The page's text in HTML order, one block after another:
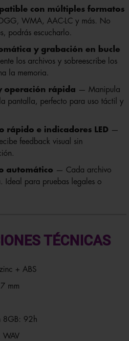
con múltiples formatos
WMA, AAC-LC y más. No
podrás escucharlo.
y grabación en bucle
los archivos y sobreescribe los
la memoria.
operación rápida — Manipula
pantalla, perfecto para uso táctil y
rápido e indicadores LED—
feedback visual sin
automático — Cada archivo
Ideal para pruebas legales o
TÉCNICAS
+ ABS
mm
8GB: 92h
WAV